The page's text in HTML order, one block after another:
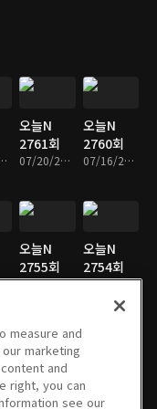
• 45분
오늘N
2761회
07/20/2026 • 46분
오늘N
2760회
07/16/2026 • 45분
• 46분
오늘N
2755회
07/09/2026 • 45분
오늘N
2754회
07/08/2026 • 45분
오늘N
2749회
2748회
measure and
marketing
and
right, you can
see our